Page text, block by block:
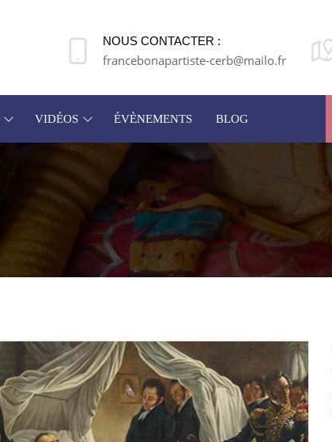
NOUS CONTACTER :
francebonapartiste-cerb@mailo.fr
VIDÉOS ÉVÈNEMENTS BLOG